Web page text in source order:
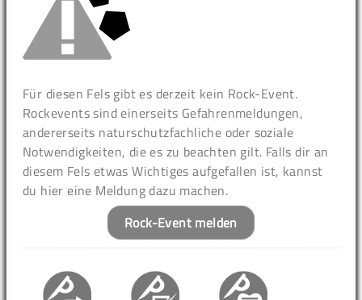
Für diesen Fels gibt es derzeit kein Rock-Event.
Rockevents sind einerseits Gefahrenmeldungen,
andererseits naturschutzfachliche oder soziale
Notwendigkeiten, die es zu beachten gilt. Falls dir an
diesem Fels etwas Wichtiges aufgefallen ist, kannst
du hier eine Meldung dazu machen.
Rock-Event melden